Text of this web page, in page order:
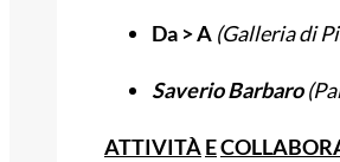
Da > A (Galleria di
Saverio Barbaro
ATTIVITÀE